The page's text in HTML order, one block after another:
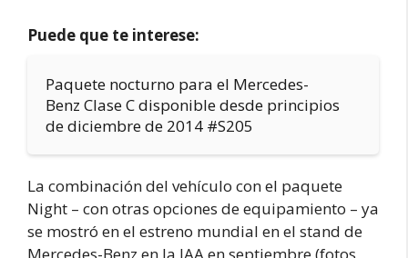
Puede que te interese:
Paquete nocturno para el Mercedes-
Benz Clase C disponible desde principios
de diciembre de 2014 #S205
La combinación del vehículo con el paquete
Night – con otras opciones de equipamiento – ya
se mostró en el estreno mundial en el stand de
Mercedes-Benz en la IAA en septiembre (fotos